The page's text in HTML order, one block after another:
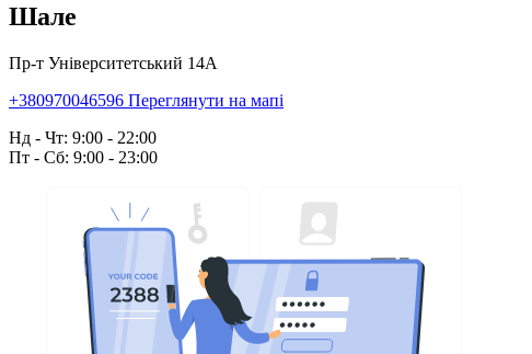
Шале
Пр-т Університетський 14А
+380970046596 Переглянути на мапі
Нд - Чт: 9:00 - 22:00
Пт - Сб: 9:00 - 23:00